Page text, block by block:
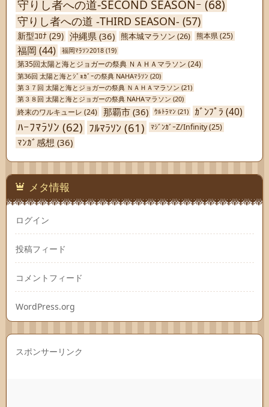
守りし者への道-SECOND SEASONｰ (68)
守りし者への道 -THIRD SEASON- (57)
新型ｺﾛﾅ (29) 沖縄県 (36) 熊本城マラソン (26) 熊本県(25)
福岡 (44) 福岡ﾏﾗｿﾝ2018 (19)
第35回太陽と海とジョガーの祭典 ＮＡＨＡマラソン (24)
第36回 太陽と海とｼﾞｮｶﾞｰの祭典 NAHAﾏﾗｿﾝ (20)
第３７回 太陽と海とジョガーの祭典 ＮＡＨＡマラソン (21)
第３８回 太陽と海とジョガーの祭典 NAHAマラソン (20)
終末のワルキューレ (24) 那覇市 (36) ｳﾙﾄﾗﾏﾝ (21) ｶﾞﾝﾌﾟﾗ (40)
ﾊｰﾌﾏﾗｿﾝ (62) ﾌﾙﾏﾗｿﾝ (61) ﾏｼﾞﾝｶﾞｰZ/Infinity(25)
ﾏﾝｶﾞ感想 (36)
メタ情報
ログイン
投稿フィード
コメントフィード
WordPress.org
スポンサーリンク